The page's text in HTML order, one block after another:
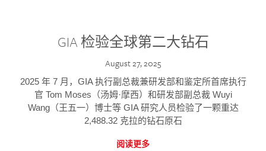
GIA 检验全球第二大钻石
August 27, 2025
2025 年 7 月，GIA 执行副总裁兼研发部和鉴定所首席执行
官 Tom Moses（汤姆·摩西）和研发部副总裁 Wuyi
Wang（王五一）博士等 GIA 研究人员检验了一颗重达
2,488.32 克拉的钻石原石
阅读更多